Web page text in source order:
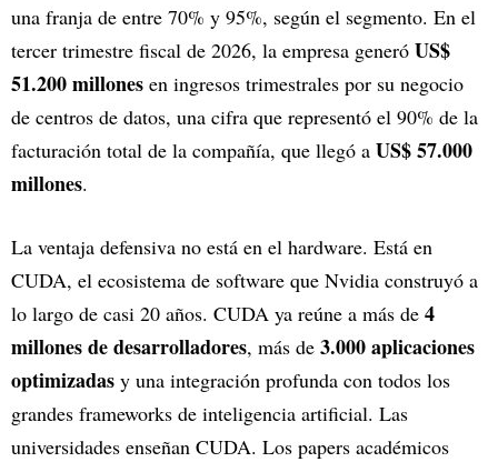
una franja de entre 70% y 95%, según el segmento. En el
tercer trimestre fiscal de 2026, la empresa generó US$
51.200 millones en ingresos trimestrales por su negocio
de centros de datos, una cifra que representó el 90% de la
facturación total de la compañía, que llegó a US$ 57.000
millones.
La ventaja defensiva no está en el hardware. Está en
CUDA, el ecosistema de software que Nvidia construyó a
lo largo de casi 20 años. CUDA ya reúne a más de 4
millones de desarrolladores, más de 3.000 aplicaciones
optimizadas y una integración profunda con todos los
grandes frameworks de inteligencia artificial. Las
universidades enseñan CUDA. Los papers académicos